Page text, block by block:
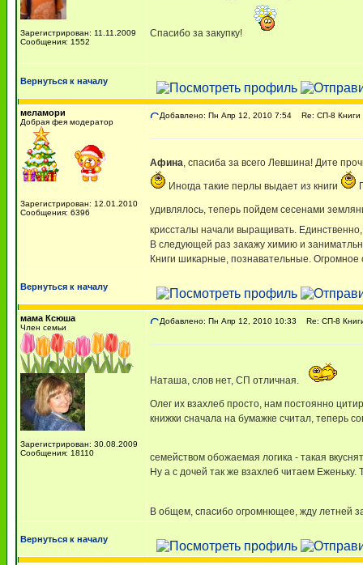
Зарегистрирован: 11.11.2009
Сообщения: 1552
Спасибо за закупку!
Вернуться к началу
меламори
Добрая фея модератор
Зарегистрирован: 12.01.2010
Сообщения: 6396
Добавлено: Пн Апр 12, 2010 7:54 Re: СП-8
Афина, спасиба за всего Левшина! Дите
Иногда такие перлы выдает из книги
удивлялось, теперь пойдем сесенами
криссталы начали выращивать.
В следующей раз закажу химию и
Книги шикарные, познавательные. Огромное
Вернуться к началу
мама Ксюша
Член семьи
Зарегистрирован: 30.08.2009
Сообщения: 18110
Добавлено: Пн Апр 12, 2010 10:33 Re: СП-8
Наташа, слов нет, СП отличная.
Олег их взахлеб просто, нам постоянно
книжки сначала на бумажке считал, теперь
семейством обожаемая логика - такая
Ну а с дочей так же взахлеб читаем
В общем, спасибо огромнющее, жду летней
Вернуться к началу